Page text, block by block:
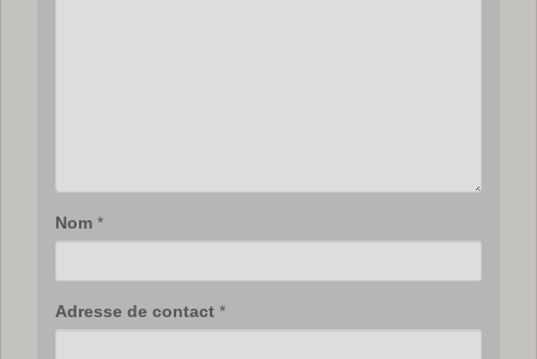
Nom *
Adresse de contact *